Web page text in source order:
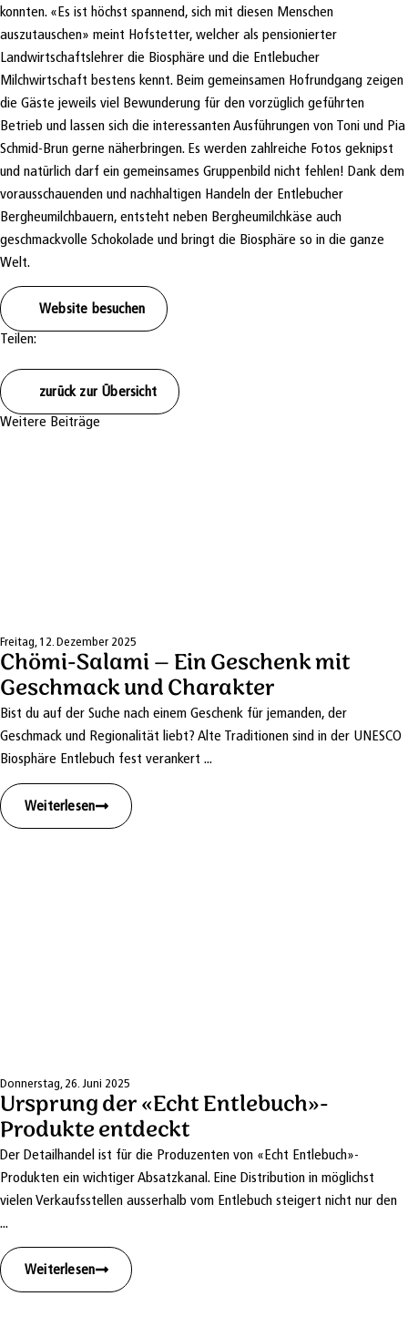
konnten. «Es ist höchst spannend, sich mit diesen Menschen
auszutauschen» meint Hofstetter, welcher als pensionierter
Landwirtschaftslehrer die Biosphäre und die Entlebucher
Milchwirtschaft bestens kennt. Beim gemeinsamen Hofrundgang zeigen
die Gäste jeweils viel Bewunderung für den vorzüglich geführten
Betrieb und lassen sich die interessanten Ausführungen von Toni und Pia
Schmid-Brun gerne näherbringen. Es werden zahlreiche Fotos geknipst
und natürlich darf ein gemeinsames Gruppenbild nicht fehlen! Dank dem
vorausschauenden und nachhaltigen Handeln der Entlebucher
Bergheumilchbauern, entsteht neben Bergheumilchkäse auch
geschmackvolle Schokolade und bringt die Biosphäre so in die ganze
Welt.
Website besuchen
Teilen:
zurück zur Übersicht
Weitere Beiträge
Freitag, 12. Dezember 2025
Chömi-Salami – Ein Geschenk mit
Geschmack und Charakter
Bist du auf der Suche nach einem Geschenk für jemanden, der
Geschmack und Regionalität liebt? Alte Traditionen sind in der UNESCO
Biosphäre Entlebuch fest verankert ...
Weiterlesen
Donnerstag, 26. Juni 2025
Ursprung der «Echt Entlebuch»-
Produkte entdeckt
Der Detailhandel ist für die Produzenten von «Echt Entlebuch»-
Produkten ein wichtiger Absatzkanal. Eine Distribution in möglichst
vielen Verkaufsstellen ausserhalb vom Entlebuch steigert nicht nur den
...
Weiterlesen